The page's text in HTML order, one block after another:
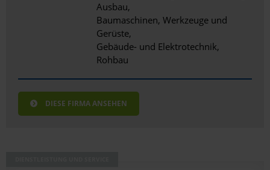
Tiefbau
Baumaschinen
Ausbau
Baumaschinen, Werkzeuge und
Gerüste
Gebäude- und Elektrotechnik
Rohbau
DIESE FIRMA ANSEHEN